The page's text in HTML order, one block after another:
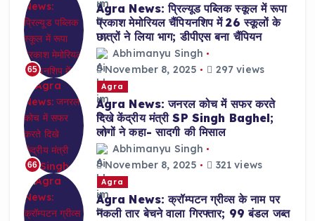
65
Agra News: प्रिल्यूड पब्लिक स्कूल में रूपा
प्रकाश मेमोरियल चैंपियनशिप में 26 स्कूलों के
छात्रों ने लिया भाग; डीपीएस बना चैंपियन
Abhimanyu Singh
November 8, 2025
297 views
66
Agra
Agra News: जनरल कोच में सफर करते
दिखे केंद्रीय मंत्री SP Singh Baghel;
लोगों ने कहा- सादगी की मिसाल
Abhimanyu Singh
November 8, 2025
321 views
Agra
Agra News: क्रॉम्पटन ग्रीव्स के नाम पर
नकली तार बेचने वाला गिरफ्तार; 99 बंडल जब्त